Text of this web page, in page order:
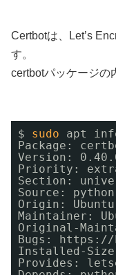
Certbotは、Let’s
す。
certbotパッケージの
$ sudo
apt
Package:
Version:
Priority:
Section:
Source:
Origin: Ubuntu
Maintainer:
Original-
Bugs: https: //
Installed-
Provides: